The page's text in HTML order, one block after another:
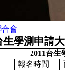
合會
生學測申請
2011台生
報名時間